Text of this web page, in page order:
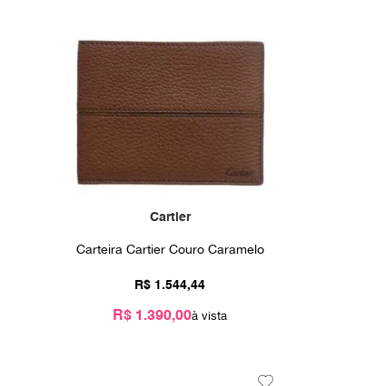
Cartier
Carteira Cartier Couro Caramelo
R$ 1 .544,44
R$ 1.390,00